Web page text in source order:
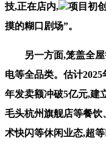
技,正在店内,
项目初
摸的糊口剧场”。
另一方面,笼盖全屋
电等全品类。估计
年发卖额冲破5亿元,建
毛头杭州旗舰店等餐
术快闪等休闲业态,超